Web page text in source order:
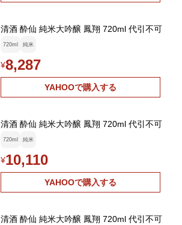
清酒 酔仙 純米大吟醸 鳳翔 720ml 代引不可
720ml 純米
¥8,287
YAHOOで購入する
清酒 酔仙 純米大吟醸 鳳翔 720ml 代引不可
720ml 純米
¥10,110
YAHOOで購入する
清酒 酔仙 純米大吟醸 鳳翔 720ml 代引不可